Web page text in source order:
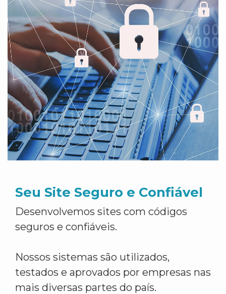
Seu Site Seguro e Confiável
Desenvolvemos sites com códigos
seguros e confiáveis.
Nossos sistemas são utilizados,
testados e aprovados por empresas nas
mais diversas partes do país.